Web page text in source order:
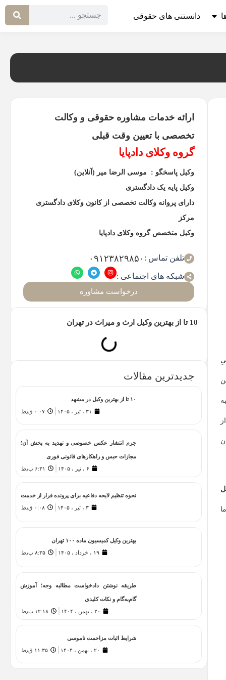
دانستنی های حقوقی
ارائه خدمات مشاوره حقوقی و وکالت
تخصصی با تعیین وقت قبلی
گروه وکلای دادپایا
وکیل پاسخگو : موسی الرضا میر (آنلاین)
وکیل پایه یک دادگستری
دارای پروانه وکالت تخصصی از کانون وکلای دادگستری
مرکز
وکیل متخصص گروه وکلای دادپایا
تلفن تماس : ۰۹۱۲۳۸۲۹۸۵۰
شبکه های اجتماعی :
درخواست مشاوره
10 تا از بهترین وکیل ارث و میراث در تهران
جدیدترین مقالات
۱۰ تا از بهترین وکیل در مشهد
۳۱ ، تیر ، ۱۴۰۵
۰:۰۷ ق٫ظ
جرم انتشار عکس خصوصی و تهدید به پخش آن؛
مجازات حبس و راهکارهای قانونی فوری
۶ ، تیر ، ۱۴۰۵
۶:۳۱ ب٫ظ
نحوه تنظیم لایحه دفاعیه برای پرونده فرار از خدمت
۳ ، تیر ، ۱۴۰۵
۰:۰۸ ق٫ظ
بهترین وکیل کمیسیون ماده ۱۰۰ تهران
۱۹ ، خرداد ، ۱۴۰۵
۸:۳۵ ب٫ظ
طریقه نوشتن دادخواست مطالبه وجه؛ آموزش
گام‌به‌گام و نکات کلیدی
۲۰ ، بهمن ، ۱۴۰۴
۱۲:۱۸ ب٫ظ
شرایط اثبات مزاحمت ناموسی
۲۰ ، بهمن ، ۱۴۰۴
۱۱:۳۵ ق٫ظ